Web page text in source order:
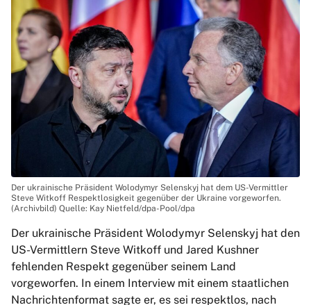
Der ukrainische Präsident Wolodymyr Selenskyj hat dem US-Vermittler
Steve Witkoff Respektlosigkeit gegenüber der Ukraine vorgeworfen.
(Archivbild) Quelle: Kay Nietfeld/dpa-Pool/dpa
Der ukrainische Präsident Wolodymyr Selenskyj hat den
US-Vermittlern Steve Witkoff und Jared Kushner
fehlenden Respekt gegenüber seinem Land
vorgeworfen. In einem Interview mit einem staatlichen
Nachrichtenformat sagte er, es sei respektlos, nach